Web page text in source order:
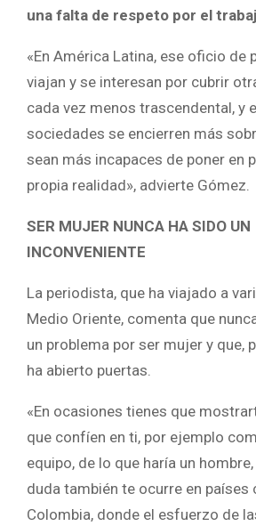
una falta de respeto por el
«En América Latina, ese oficio de
viajan y se interesan por cubrir
cada vez menos trascendental, y
sociedades se encierren más
sean más incapaces de poner en
propia realidad», advierte Gómez.
SER MUJER NUNCA HA SIDO UN
INCONVENIENTE
La periodista, que ha viajado a
Medio Oriente, comenta que
un problema por ser mujer y que,
ha abierto puertas.
«En ocasiones tienes que
que confíen en ti, por ejemplo
equipo, de lo que haría un
duda también te ocurre en países
Colombia, donde el esfuerzo de